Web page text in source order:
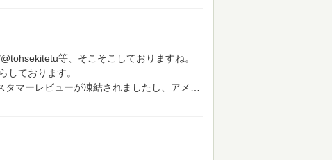
等、そこそこしておりますね。
しております。
マーレビューが凍結されましたし、アメ